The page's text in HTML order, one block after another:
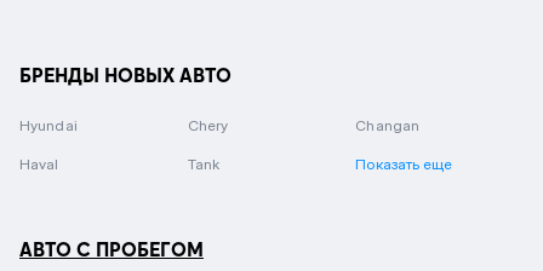
БРЕНДЫ НОВЫХ АВТО
Hyundai Chery Changan
Haval Tank Показать еще
АВТО С ПРОБЕГОМ